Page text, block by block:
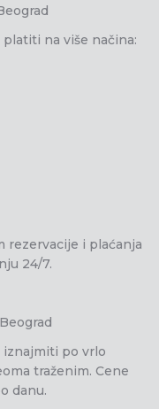
na više načina:
rezervacije i plaćanja
24/7.
iznajmiti po vrlo
traženim. Cene
danu.